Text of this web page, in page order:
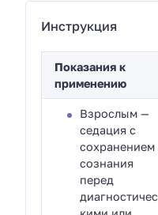
Инструкция
Показания к
применению
Взрослым —
седация с
сохранением
сознания
перед
диагностичес